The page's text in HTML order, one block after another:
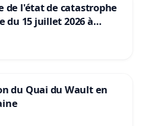
de l'état de catastrophe
du 15 juillet 2026 à
du Quai du Wault en